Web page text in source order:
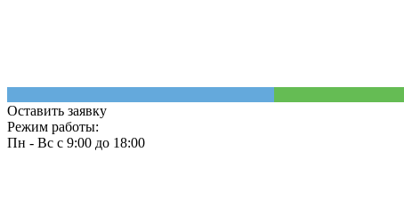
Оставить заявку
Режим работы:
Пн - Вс с 9:00 до 18:00